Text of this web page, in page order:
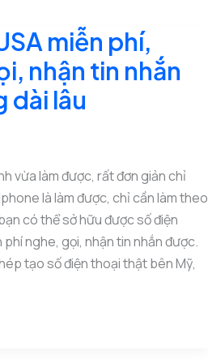
miễn phí,
nhận tin nhắn
dài lâu
vừa làm được, rất đơn giản chỉ
là làm được, chỉ cần làm theo
có thể sở hữu được số điện
phí nghe, gọi, nhận tin nhắn được.
tạo số điện thoại thật bên Mỹ,